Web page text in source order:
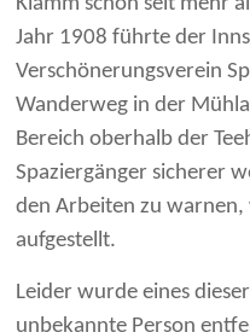
Jahr 1908 führte der
Verschönerungsverein
Wanderweg in der
Bereich oberhalb der
Spaziergänger sicherer
den Arbeiten zu
aufgestellt.
Leider wurde eines
unbekannte Person